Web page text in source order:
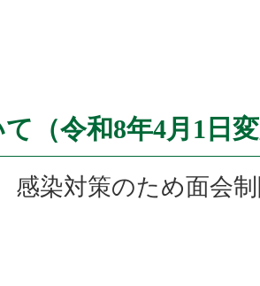
（令和8年4月1日
感染対策のため面会